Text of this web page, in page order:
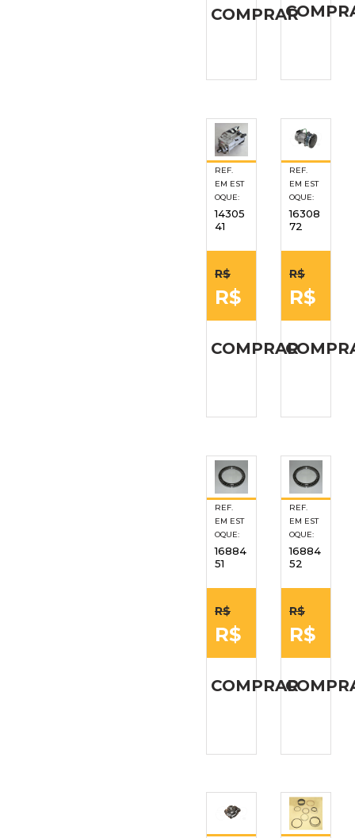
COMPRAR
REF.
EM EST
OQUE:
14305
41
R$
R$
COMPRAR
REF.
EM EST
OQUE:
16308
72
R$
R$
REF.
EM EST
OQUE:
16884
51
R$
R$
COMPRAR
REF.
EM EST
OQUE:
16884
52
R$
R$